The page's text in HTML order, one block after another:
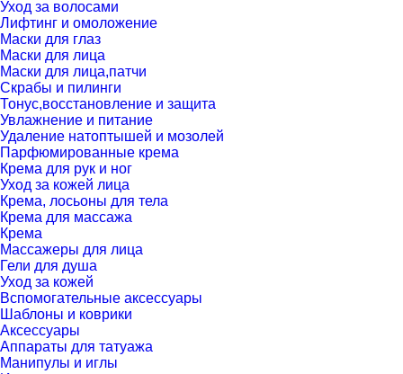
Уход за волосами
Лифтинг и омоложение
Маски для глаз
Маски для лица
Маски для лица,патчи
Скрабы и пилинги
Тонус,восстановление и защита
Увлажнение и питание
Удаление натоптышей и мозолей
Парфюмированные крема
Крема для рук и ног
Уход за кожей лица
Крема, лосьоны для тела
Крема для массажа
Крема
Массажеры для лица
Гели для душа
Уход за кожей
Вспомогательные аксессуары
Шаблоны и коврики
Аксессуары
Аппараты для татуажа
Манипулы и иглы